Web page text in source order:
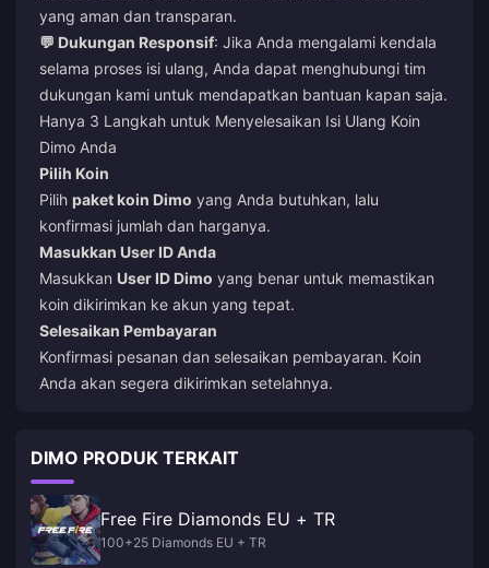
yang aman dan transparan.
💬 Dukungan Responsif: Jika Anda mengalami kendala
selama proses isi ulang, Anda dapat menghubungi tim
dukungan kami untuk mendapatkan bantuan kapan saja.
Hanya 3 Langkah untuk Menyelesaikan Isi Ulang Koin
Dimo Anda
Pilih Koin
Pilih paket koin Dimo yang Anda butuhkan, lalu
konfirmasi jumlah dan harganya.
Masukkan User ID Anda
Masukkan User ID Dimo yang benar untuk memastikan
koin dikirimkan ke akun yang tepat.
Selesaikan Pembayaran
Konfirmasi pesanan dan selesaikan pembayaran. Koin
Anda akan segera dikirimkan setelahnya.
DIMO PRODUK TERKAIT
Free Fire Diamonds EU + TR
100+25 Diamonds EU + TR